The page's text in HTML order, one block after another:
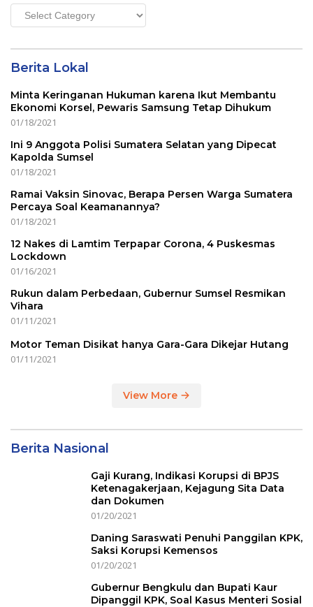
Main
Menu
Berita Lokal
Minta Keringanan Hukuman karena Ikut Membantu
Ekonomi Korsel, Pewaris Samsung Tetap Dihukum
01/18/2021
Ini 9 Anggota Polisi Sumatera Selatan yang Dipecat
Kapolda Sumsel
01/18/2021
Ramai Vaksin Sinovac, Berapa Persen Warga Sumatera
Percaya Soal Keamanannya?
01/18/2021
12 Nakes di Lamtim Terpapar Corona, 4 Puskesmas
Lockdown
01/16/2021
Rukun dalam Perbedaan, Gubernur Sumsel Resmikan
Vihara
01/11/2021
Motor Teman Disikat hanya Gara-Gara Dikejar Hutang
01/11/2021
View More
Berita Nasional
Gaji Kurang, Indikasi Korupsi di BPJS
Ketenagakerjaan, Kejagung Sita Data
dan Dokumen
01/20/2021
Daning Saraswati Penuhi Panggilan KPK,
Saksi Korupsi Kemensos
01/20/2021
Gubernur Bengkulu dan Bupati Kaur
Dipanggil KPK, Soal Kasus Menteri Sosial